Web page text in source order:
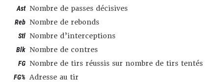
Ast Nombre de passes décisives
Reb Nombre de rebonds
Stl Nombre d’interceptions
Blk Nombre de contres
FG Nombre de tirs réussis sur nombre de tirs tentés
FG% Adresse au tir